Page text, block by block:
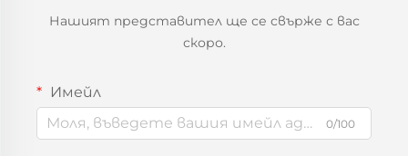
Нашият представител ще се свърже с вас
скоро.
Имейл
0/100